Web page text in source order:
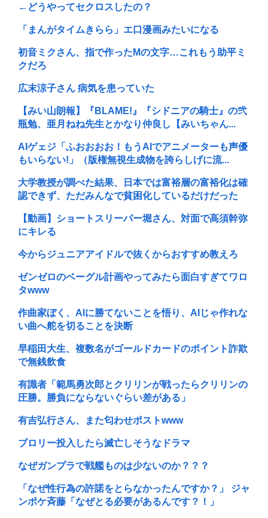
←どうやってセクロスしたの？
「まんがタイムきらら」エ口漫画みたいになる
初音ミクさん、指で作ったMの文字…これもう助平ミ
クだろ
広末涼子さん 病気を患っていた
【みい山朗報】『BLAME!』『シドニアの騎士』の弐
瓶勉、亜月ねね先生とかなり仲良し【みいちゃん...
AIゲェジ「ふおおおお！もうAIでアニメーターも声優
もいらない!」（版権無視生成物を誇らしげに流...
大学教授が調べた結果、日本では富裕層の富裕化は確
認できず、ただみんなで貧困化しているだけだった
【動画】ショートスリーパー堀さん、対面で高須幹弥
にキレる
今からジュニアアイドルで抜くからおすすめ教えろ
ゼンゼロのベーグル計画やってみたら面白すぎてワロ
タwww
作曲家ぼく、AIに勝てないことを悟り、AIじゃ作れな
い曲へ舵を切ることを決断
早稲田大生、複数名がゴールドカードのポイント詐欺
で無銭飲食
有識者「範馬勇次郎とクリリンが戦ったらクリリンの
圧勝。勝負にならないぐらい差がある」
有吉弘行さん、また匂わせポストwww
ブロリー投入したら滅亡しそうなドラマ
なぜガンプラで戦艦ものは少ないのか？？？
「なぜ性行為の許諾をとらなかったんですか？」 ジャ
ンポケ斉藤「なぜとる必要があるんです？！」